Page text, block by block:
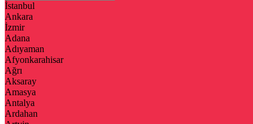
İstanbul
Ankara
İzmir
Adana
Adıyaman
Afyonkarahisar
Ağrı
Aksaray
Amasya
Antalya
Ardahan